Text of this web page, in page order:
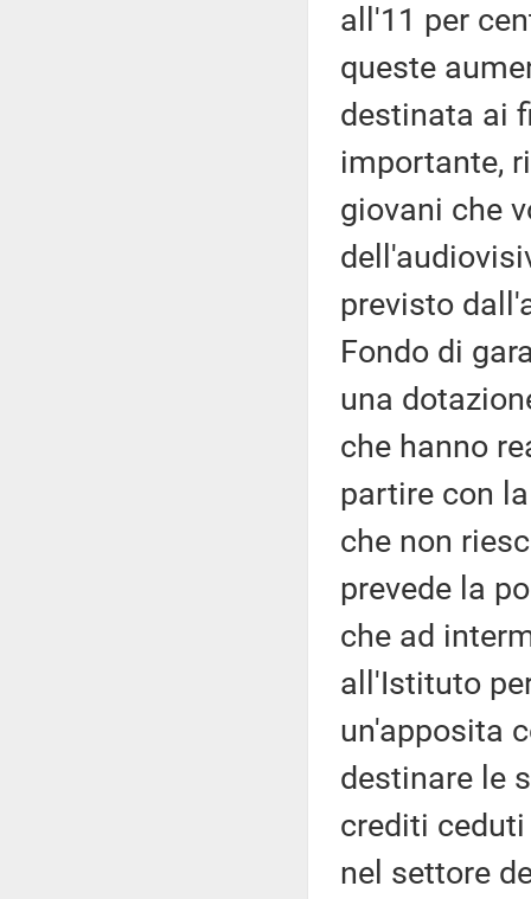
all'11 per
queste
destinata ai
importante,
giovani che
previsto
Fondo di
una
che hanno
partire con
che non
prevede la
che ad
all'Istituto
un'apposita
destinare le
crediti
nel settore